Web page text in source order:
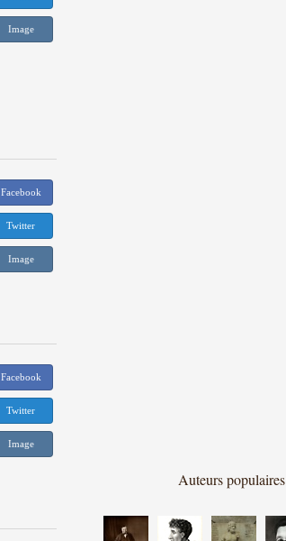
Image
Facebook
Twitter
Image
Facebook
Twitter
Image
Auteurs populaires